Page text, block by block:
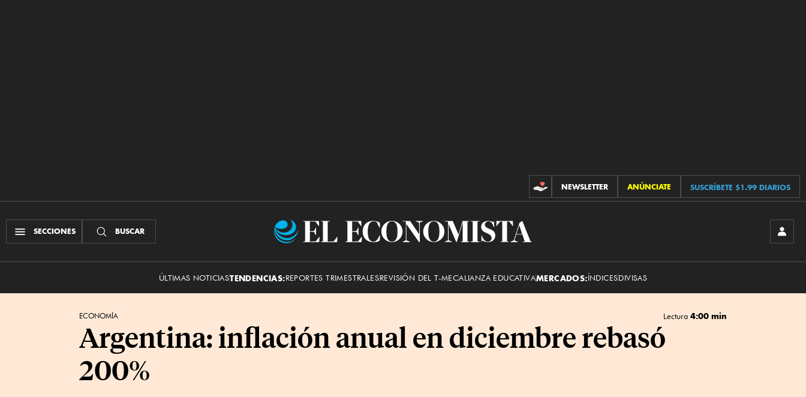
CONTRIBUCIONES
NEWSLETTER ANÚNCIATE SUSCRÍBETE $1.99 DIARIOS
SECCIONES BUSCAR
El
ÚLTIMAS NOTICIASTENDENCIAS:REPORTES TRIMESTRALESREVISIÓN DEL T-MECALIANZA EDUCATIVAMERCADOS:ÍNDICESDIVISAS
ECONOMÍA Lectura 4:00 min
Argentina: inflación anual en diciembre rebasó
200%